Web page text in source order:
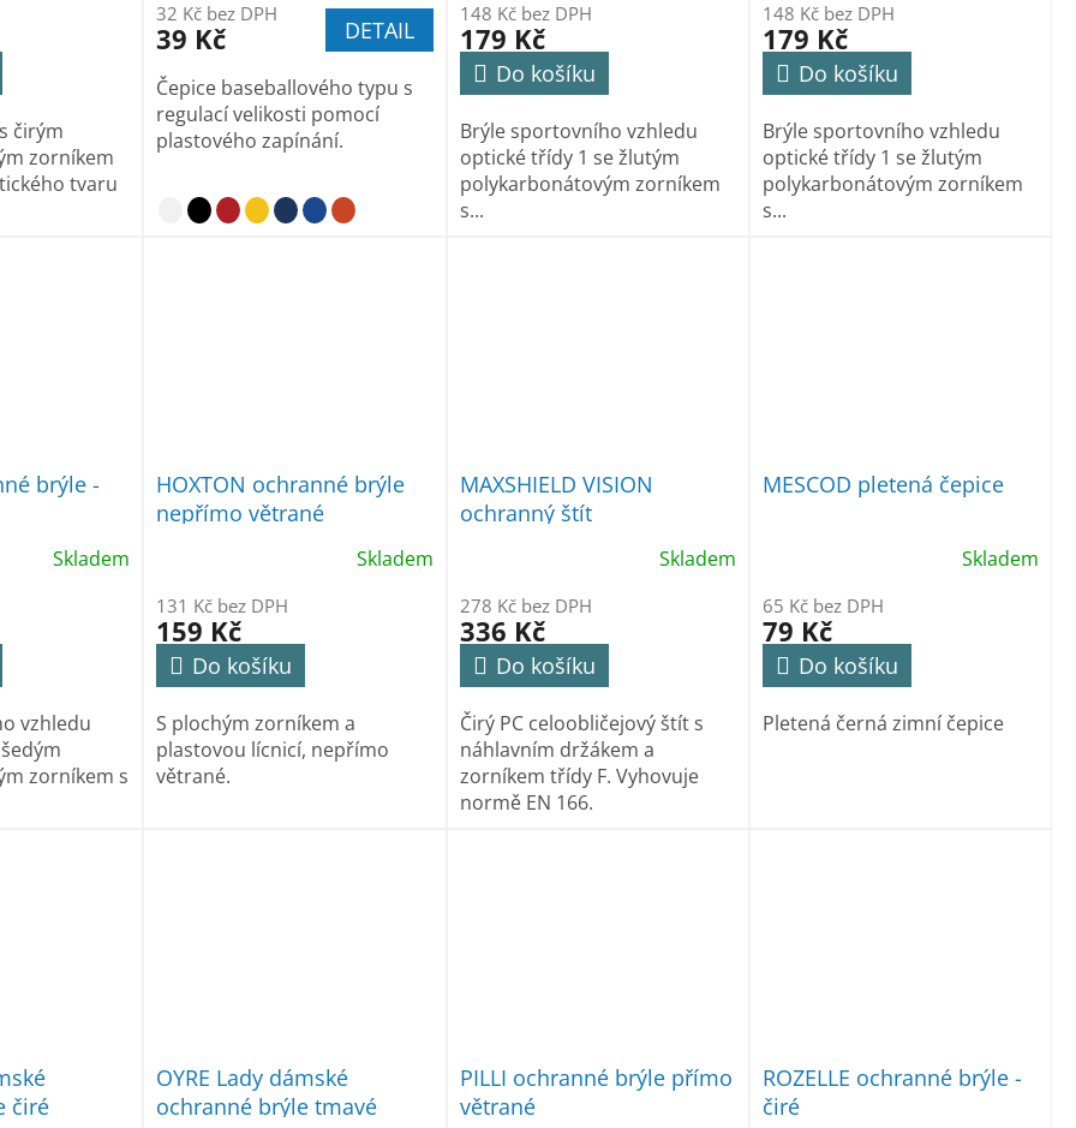
čirým
zorníkem
tvaru
32 Kč bez DPH
39 Kč DETAIL
Čepice baseballového typu s
regulací velikosti pomocí
plastového zapínání.
148 Kč bez DPH
179 Kč
Do košíku
Brýle sportovního vzhledu
optické třídy 1 se žlutým
polykarbonátovým zorníkem
s...
148 Kč bez DPH
179 Kč
Do košíku
Brýle sportovního vzhledu
optické třídy 1 se žlutým
polykarbonátovým zorníkem
s...
brýle -
Skladem
vzhledu
zorníkem s
HOXTON ochranné brýle
nepřímo větrané
Skladem
131 Kč bez DPH
159 Kč
Do košíku
S plochým zorníkem a
plastovou lícnicí, nepřímo
větrané.
MAXSHIELD VISION
ochranný štít
Skladem
278 Kč bez DPH
336 Kč
Do košíku
Čirý PC celoobličejový štít s
náhlavním držákem a
zorníkem třídy F. Vyhovuje
normě EN 166.
MESCOD pletená čepice
Skladem
65 Kč bez DPH
79 Kč
Do košíku
Pletená černá zimní čepice
čiré
OYRE Lady dámské
ochranné brýle tmavé
PILLI ochranné brýle přímo
větrané
ROZELLE ochranné brýle -
čiré